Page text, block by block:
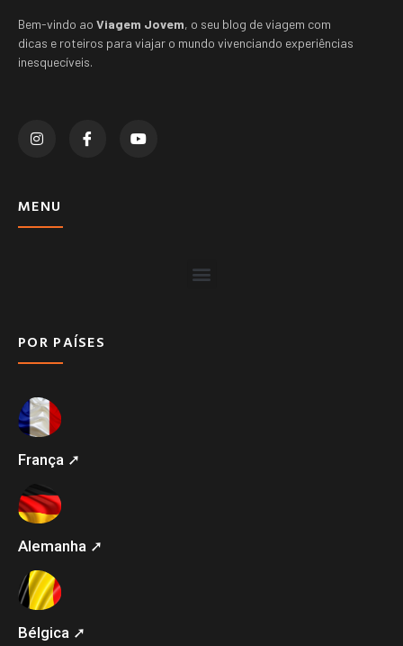
Bem-vindo ao Viagem Jovem, o seu blog de viagem com
dicas e roteiros para viajar o mundo vivenciando experiências
inesquecíveis.
MENU
POR PAÍSES
França ➚
Alemanha ➚
Bélgica ➚